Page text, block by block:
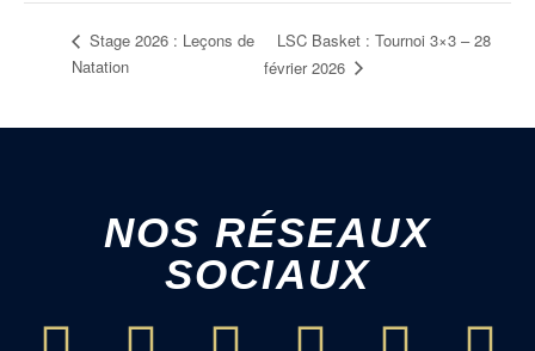
Stage 2026 : Leçons de
Natation
LSC Basket : Tournoi 3×3 – 28
février 2026
NOS RÉSEAUX
SOCIAUX